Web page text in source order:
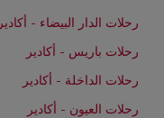
رحلات الدار البيضاء - أكادير
رحلات باريس - أكادير
رحلات الداخلة - أكادير
رحلات العيون - أكادير